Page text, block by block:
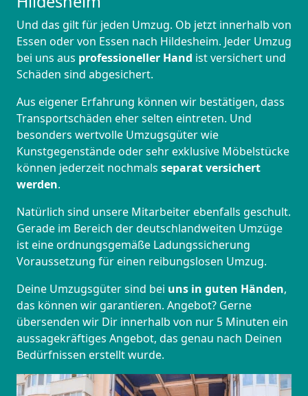
Und das gilt für jeden Umzug. Ob jetzt innerhalb von
Essen oder von Essen nach Hildesheim. Jeder Umzug
bei uns aus professioneller Hand ist versichert und
Schäden sind abgesichert.
Aus eigener Erfahrung können wir bestätigen, dass
Transportschäden eher selten eintreten. Und
besonders wertvolle Umzugsgüter wie
Kunstgegenstände oder sehr exklusive Möbelstücke
können jederzeit nochmals separat versichert
werden.
Natürlich sind unsere Mitarbeiter ebenfalls geschult.
Gerade im Bereich der deutschlandweiten Umzüge
ist eine ordnungsgemäße Ladungssicherung
Voraussetzung für einen reibungslosen Umzug.
Deine Umzugsgüter sind bei uns in guten Händen,
das können wir garantieren. Angebot? Gerne
übersenden wir Dir innerhalb von nur 5 Minuten ein
aussagekräftiges Angebot, das genau nach Deinen
Bedürfnissen erstellt wurde.